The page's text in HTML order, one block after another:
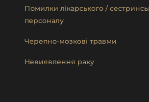
Помилки лікарського /
персоналу
Черепно-мозкові травми
Невиявлення раку